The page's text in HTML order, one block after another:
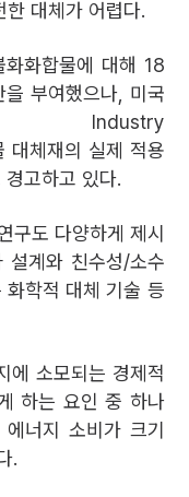
대체가 어렵다.
화합물에 대해 18
부여했으나, 미국
Industry
체재의 실제 적용
고하고 있다.
구도 다양하게 제시
설계와 친수성/소수
학적 대체 기술 등
에 소모되는 경제적
하는 요인 중 하나
너지 소비가 크기
.